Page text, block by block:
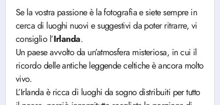
Se la vostra passione è la fotografia e siete sempre in
cerca di luoghi nuovi e suggestivi da poter ritrarre, vi
consiglio l’Irlanda.
Un paese avvolto da un’atmosfera misteriosa, in cui il
ricordo delle antiche leggende celtiche è ancora molto
vivo.
L’Irlanda è ricca di luoghi da sogno distribuiti per tutto